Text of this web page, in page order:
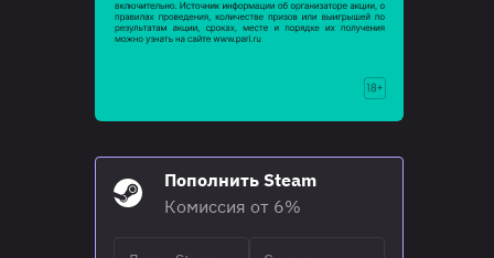
Пополнить Steam
Комиссия от 6%